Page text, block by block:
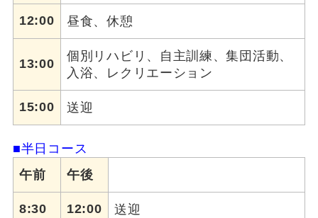
12:00 昼食、休憩
13:00
個別リハビリ、自主訓練、集団活動、
入浴、レクリエーション
15:00 送迎
■半日コース
午前
午後
8:30 12:00 送迎